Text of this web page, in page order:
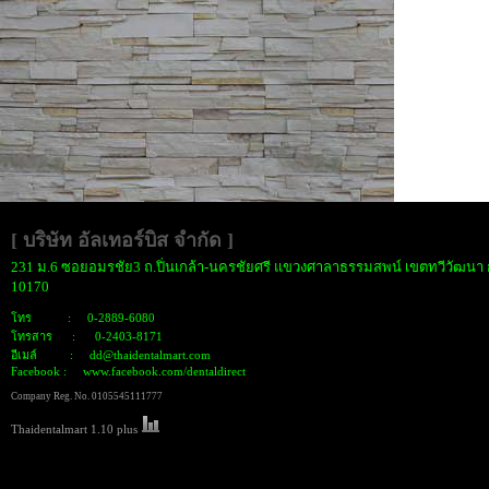
[ บริษัท อัลเทอร์บิส จำกัด ]
231 ม.6 ซอยอมรชัย3 ถ.ปิ่นเกล้า-นครชัยศรี แขวงศาลาธรรมสพน์ เขตทวีวัฒนา
10170
โทร : 0-2889-6080
โทรสาร : 0-2403-8171
อีเมล์ : dd@thaidentalmart.com
Facebook : www.facebook.com/dentaldirect
Company Reg. No. 0105545111777
Thaidentalmart 1.10 plus